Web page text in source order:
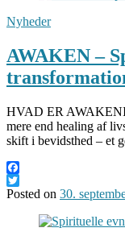
Nyheder
AWAKEN –
HVAD ER
mere end healing af
skift i bevidsthed – et
Facebook
Twitter
Posted on 30.